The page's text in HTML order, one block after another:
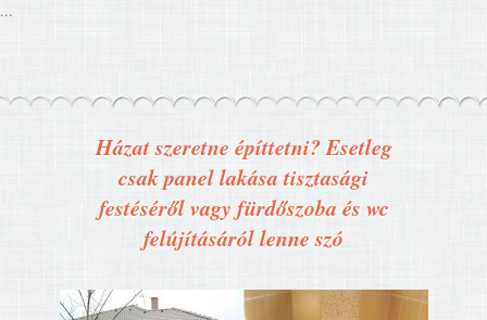
...
Házat szeretne építtetni? Esetleg
csak panel lakása tisztasági
festéséről vagy fürdőszoba és wc
felújításáról lenne szó